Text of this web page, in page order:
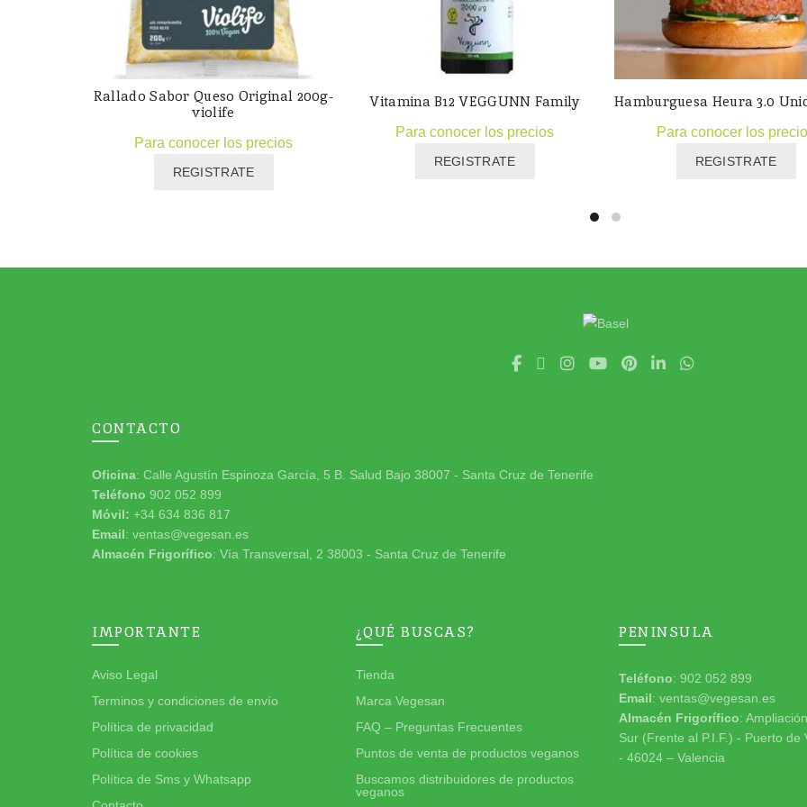
Rallado Sabor Queso Original 200g-
violife
Para conocer los precios
REGISTRATE
Vitamina B12 VEGGUNN Family
Para conocer los precios
REGISTRATE
Hamburguesa Heura 3.0
Para conocer los
REGISTRATE
CONTACTO
Oficina: Calle Agustín Espinoza García, 5 B. Salud Bajo 38007 - Santa Cruz de Tenerife
Teléfono 902 052 899
Móvil: +34 634 836 817
Email: ventas@vegesan.es
Almacén Frigorífico: Vía Transversal, 2 38003 - Santa Cruz de Tenerife
IMPORTANTE
Aviso Legal
Terminos y condiciones de envío
Política de privacidad
Política de cookies
Política de Sms y Whatsapp
¿QUÉ BUSCAS?
Tienda
Marca Vegesan
FAQ – Preguntas Frecuentes
Puntos de venta de productos veganos
Buscamos distribuidores de productos
veganos
PENINSULA
Teléfono: 902 052 899
Email: ventas@vegesan.es
Almacén Frigorífico:
Sur (Frente al P.I.F.) - Puerto de
- 46024 – Valencia